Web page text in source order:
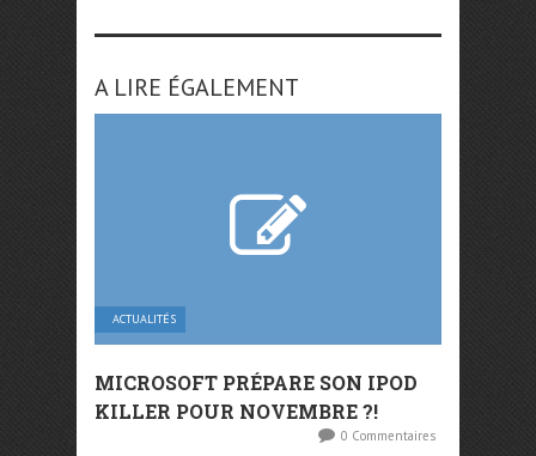
A LIRE ÉGALEMENT
ACTUALITÉS
MICROSOFT PRÉPARE SON IPOD
KILLER POUR NOVEMBRE ?!
0 Commentaires